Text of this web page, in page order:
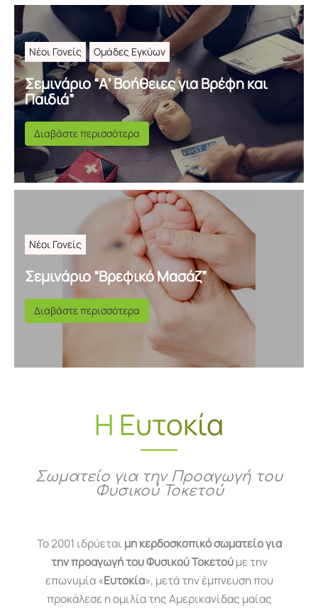
Νέοι Γονείς Ομάδες Εγκύων
Σεμινάριο “Α’ Βοήθειες για Βρέφη και
Παιδιά”
Διαβάστε περισσότερα
Νέοι Γονείς
Σεμινάριο “Βρεφικό Μασάζ”
Διαβάστε περισσότερα
Η Ευτοκία
Σωματείο για την Προαγωγή του
Φυσικού Τοκετού
Το 2001 ιδρύεται μη κερδοσκοπικό σωματείο για
την προαγωγή του Φυσικού Τοκετούμε την
επωνυμία «Ευτοκία», μετά την έμπνευση που
προκάλεσε η ομιλία της Αμερικανίδας μαίας